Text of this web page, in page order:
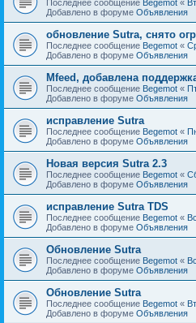
Последнее сообщение Begemot «
Добавлено в форуме Объявления
обновление Sutra, снято
Последнее сообщение Begemot «
Добавлено в форуме Объявления
Mfeed, добавлена
Последнее сообщение Begemot «
Добавлено в форуме Объявления
исправление Sutra
Последнее сообщение Begemot «
Добавлено в форуме Объявления
Новая версия Sutra 2.3
Последнее сообщение Begemot «
Добавлено в форуме Объявления
исправление Sutra TDS
Последнее сообщение Begemot «
Добавлено в форуме Объявления
Обновление Sutra
Последнее сообщение Begemot «
Добавлено в форуме Объявления
Обновление Sutra
Последнее сообщение Begemot «
Добавлено в форуме Объявления